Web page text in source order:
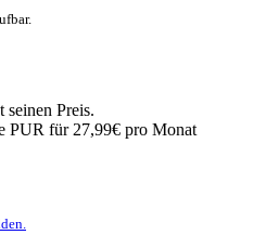
seinen Preis.
PUR für 27,99€ pro Monat